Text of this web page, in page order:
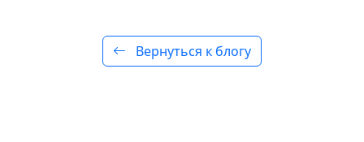
Вернуться к блогу